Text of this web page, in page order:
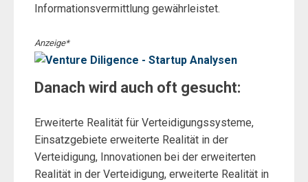
Informationsvermittlung gewährleistet.
Anzeige*
Danach wird auch oft gesucht:
Erweiterte Realität für Verteidigungssysteme,
Einsatzgebiete erweiterte Realität in der
Verteidigung, Innovationen bei der erweiterten
Realität in der Verteidigung, erweiterte Realität in